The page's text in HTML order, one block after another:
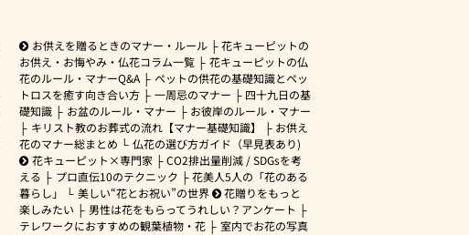
お供えを贈るときのマナー・ルール
花キューピットの
お供え・お悔やみ・仏花コラム一覧
花キューピットの仏
花のルール・マナーQ&A
ペットの供花の基礎知識とペッ
トロスを癒す向き合い方
一周忌のマナー
四十九日の基
礎知識
お盆のルール・マナー
お彼岸のルール・マナー
キリスト教のお葬式の流れ【マナー基礎知識】
お供え
花のマナー総まとめ
仏花の選び方ガイド（早見表あり)
花キューピット×専門家
CO2排出量削減 / SDGsを考
える
プロ直伝10のテクニック
花美人5人の「花のある
暮らし」
美しい“花とお祝い”の世界
花贈りをもっと
楽しみたい
男性は花をもらってうれしい？アンケート
テレワークにおすすめの観葉植物・花
室内でお花の写真